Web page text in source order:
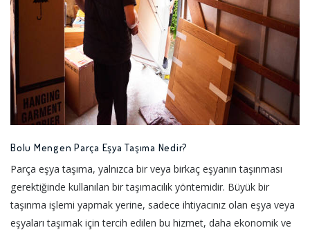
Bolu Mengen Parça Eşya Taşıma Nedir?
Parça eşya taşıma, yalnızca bir veya birkaç eşyanın taşınması
gerektiğinde kullanılan bir taşımacılık yöntemidir. Büyük bir
taşınma işlemi yapmak yerine, sadece ihtiyacınız olan eşya veya
eşyaları taşımak için tercih edilen bu hizmet, daha ekonomik ve